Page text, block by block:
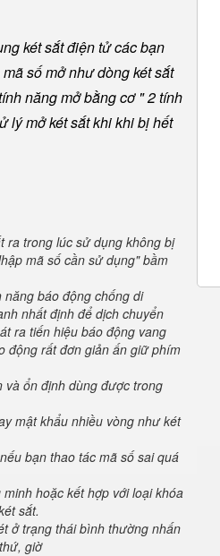
két sắt điện tử các bạn
số mở như dòng két sắt
năng mở bằng cơ " 2 tính
lý mở két sắt khi khi bị hết
ra trong lúc sử dụng không bị
mã số cần sử dụng" bầm
báo động chống di
nhất định để dịch chuyển
ra tiến hiệu báo động vang
động rất đơn giản ấn giữ phím
ổn định dùng được trong
mật khẩu nhiều vòng như két
bạn thao tác mã số sai quá
hoặc kết hợp với loại khóa
sắt.
ở trạng thái bình thường nhấn
giờ